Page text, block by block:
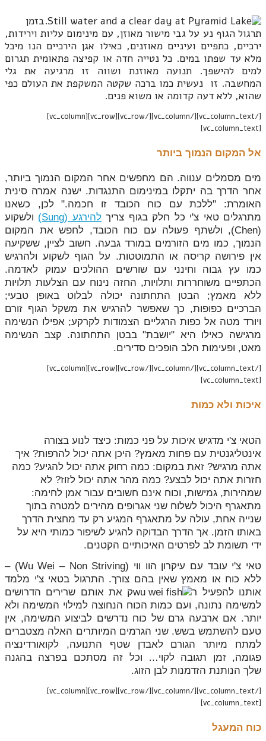
בזמן
תרגול הגוף נע על גבי מישור מאוזן, עם מינימום עליות וירידות,
ירכיים, כתפיים ועיניים מאוזנים, כאילו אגן הירכיים הנו מיכל
מלא עד שפתו במים. כל נטייה חדה או קפיצה פתאומית תגרום
למים להישפך. תנועה מאוזנת ושווה זו מרגיעה את גלי
המחשבה. זו נעשית כמו ברכה שקטה המשקפת את העולם כפי
שהוא, ללא דעה קדומה או משוא פנים.
[/vc_column_text][/vc_column][/vc_row][vc_row][vc_column]
[vc_column_text]
אל המקום הנמוך ביותר
מים מסמלים ענווה. הם מחפשים אחר המקום הנמוך ביותר,
אחר הדרך בה יתקלו במינימום התנגדות. ישנה אמרה סינית
האומרת: "ללכת עם כוח הכובד זו חכמה." לכן, כשאנו
מתרגלים טאי צ'י כל חלק בגוף צריךלהירגע (Sung)
ולשקוע
(Chen), ולשתף פעולה עם כוח הכובד, לחפש את המקום
הנמוך, כמו מים הזורמים במורד גבעה. חשוב לציין, ששקיעה
אין פירושה קריסה או התמוטטות. על הגוף לשקוע ולהרגיש
כמו עץ גבוה וחינני עם שורשים ההולכים עמוק לאדמה.
הכתפיים משוחררות ותלויות, החזה נינוח עם הצלעות תלויות
ללא מאמץ; הבטן התחתונה יכולה לבלוט באופן טבעי;
הברכיים כפופות, כך שאפשר להרגיש את משקל הגוף זורם
ויורד מטה אל כפות הרגליים הצמודות לקרקע; אפילו הנשימה
מרגישה כאילו היא "יושבת" בבטן התחתונה. קצב הנשימה
מאט, ופעימות הלב הופכים סדירים.
[/vc_column_text][/vc_column][/vc_row][vc_row][vc_column]
[vc_column_text]
איכות ולא כמות
הטאי צ'י מדגיש איכות על פני כמות: כיצד לנוע בצורה
אינטליגנטית עם פחות מאמץ? היכן אתה יכול להרפות? איך
אתה מרגיש? זאת במקום: כמה רחוק אתה יכול להגיע? כמה
חזרות אתה יכול לבצע? כמה מהר אתה יכול לזוז? לא
שמהירות, גמישות, וכוח אינם חשובים עבור אמן לחימה:
מתאגרף היכול לשלוח שני אגרופים מהירים למטרה בתוך
שנייה אחת, עולה על מתאגרף המגיע רק עד מחצית הדרך
באותו הזמן. אך הדרך הבדוקה להגיע לשיפור כמותי היא על
ידי תשומת לב לפרטים האיכותיים הקטנים.
טאי צ'י עובד עם עיקרון הוו ווי (Wu Wei – Non Striving) –
ללא כוח או מאמץ שאין בהם צורך. התרגול בטאי צ'י מלמד
אותנו להפעיל ר
ק את אותם שרירים הדרושים
למשימה נתונה, ועם כמות הכוח הנחוצה למילוי המשימה ולא
יותר. אם ארבעה גרם של כוח נדרשים לביצוע המשימה, אין
טעם להשתמש בשש. שני הגרמים המיותרים האלה מצטברים
למתח מיותר הגורם לאבדן שטף התנועה, לקואורדינציה
פגומה, זמן תגובה לקוי… וכל זה מסתכם בפרצה בהגנה
שלך הנותנת הזדמנות לבן הזוג.
[/vc_column_text][/vc_column][/vc_row][vc_row][vc_column]
[vc_column_text]
כוח המעגל